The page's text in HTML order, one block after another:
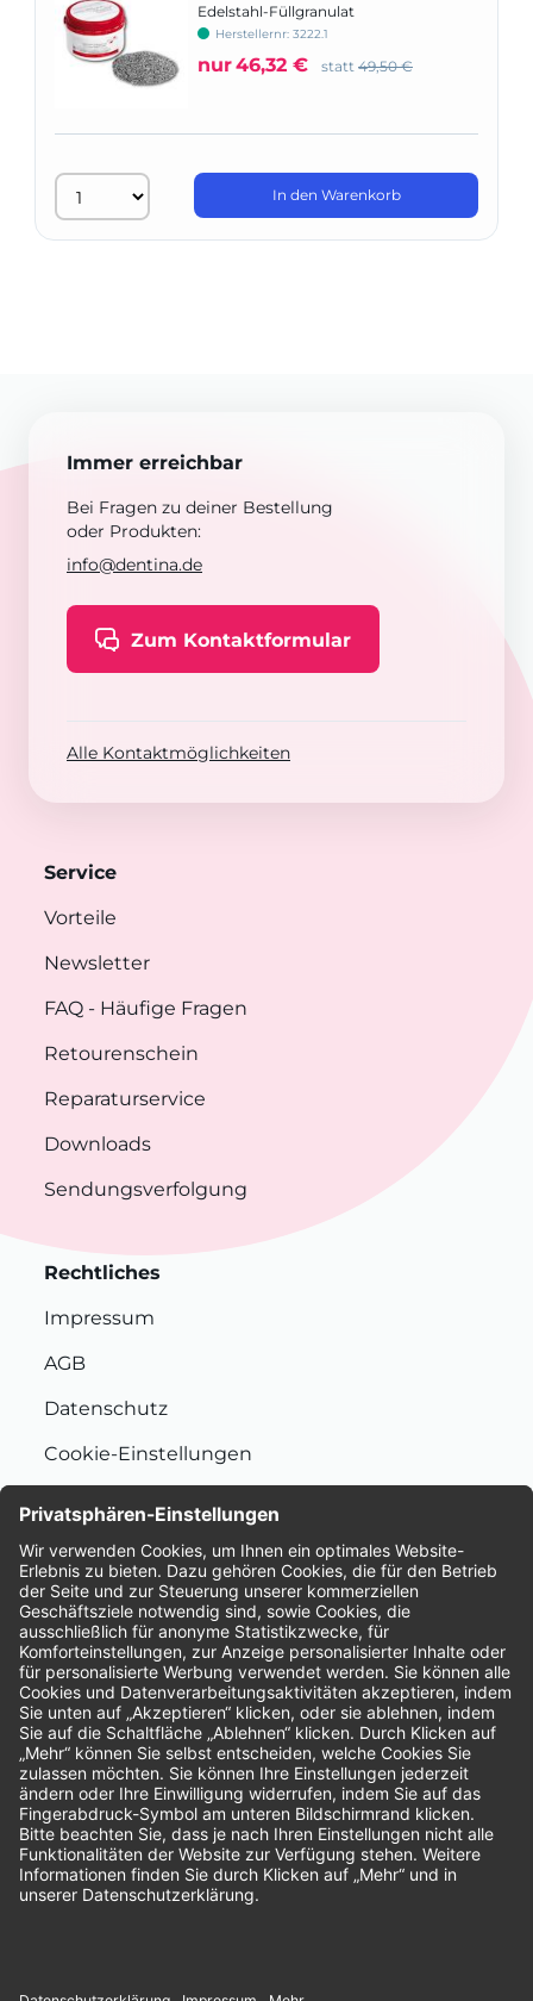
Edelstahl-Füllgranulat
Herstellernr: 3222.1
nur46,32 € statt 49,50 €
In den Warenkorb
Immer erreichbar
Bei Fragen zu deiner Bestellung
oder Produkten:
info@dentina.de
Zum Kontaktformular
Alle Kontaktmöglichkeiten
Service
Vorteile
Newsletter
FAQ - Häufige Fragen
Retourenschein
Reparaturservice
Downloads
Sendungsverfolgung
Rechtliches
Impressum
AGB
Datenschutz
Cookie-Einstellungen
Bewertungen